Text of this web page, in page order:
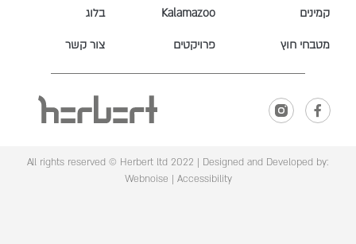
קמינים
מטבחי חוץ
Kalamazoo
פרויקטים
בלוג
צור קשר
All rights reserved © Herbert ltd 2022 | Designed and Developed by:
Webnoise | Accessibility